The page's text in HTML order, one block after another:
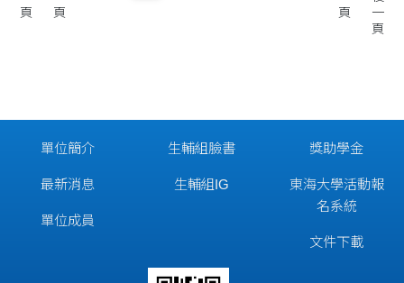
頁
頁
頁
一
頁
單位簡介
最新消息
單位成員
生輔組臉書
生輔組IG
獎助學金
東海大學活動報
名系統
文件下載